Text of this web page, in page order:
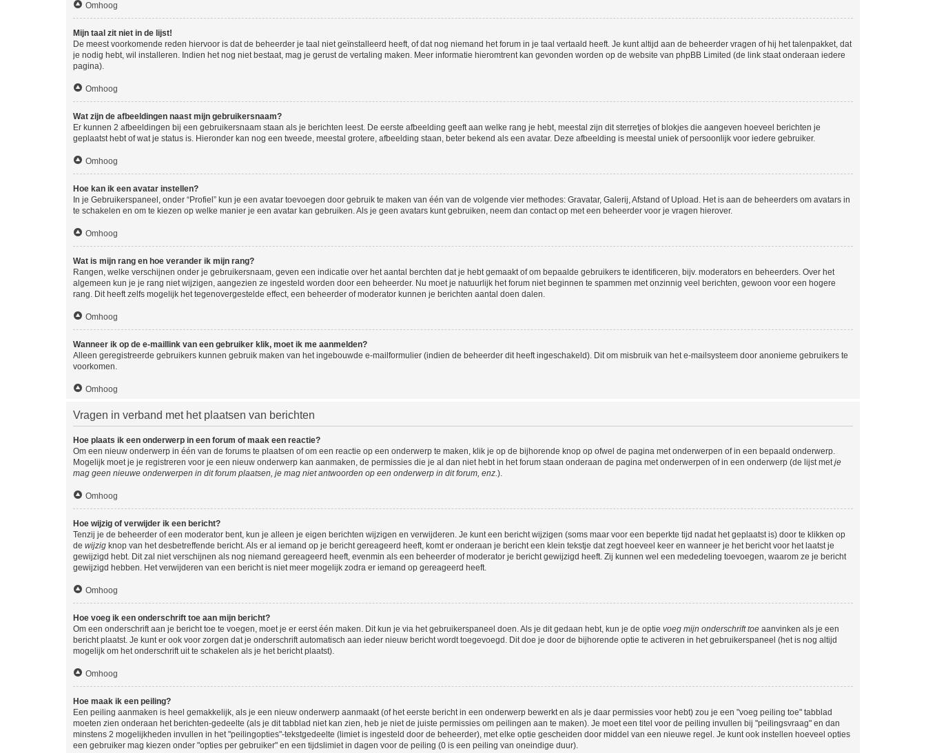
Omhoog
Mijn taal zit niet in de lijst!
De meest voorkomende reden hiervoor is dat de beheerder je taal niet geïnstalleerd heeft, of dat nog niemand het forum in je taal vertaald heeft. Je kunt altijd aan de beheerder vragen of hij het talenpakket, dat
je nodig hebt, wil installeren. Indien het nog niet bestaat, mag je gerust de vertaling maken. Meer informatie hieromtrent kan gevonden worden op de website van phpBB Limited (de link staat onderaan iedere
pagina).
Omhoog
Wat zijn de afbeeldingen naast mijn gebruikersnaam?
Er kunnen 2 afbeeldingen bij een gebruikersnaam staan als je berichten leest. De eerste afbeelding geeft aan welke rang je hebt, meestal zijn dit sterretjes of blokjes die aangeven hoeveel berichten je
geplaatst hebt of wat je status is. Hieronder kan nog een tweede, meestal grotere, afbeelding staan, beter bekend als een avatar. Deze afbeelding is meestal uniek of persoonlijk voor iedere gebruiker.
Omhoog
Hoe kan ik een avatar instellen?
In je Gebruikerspaneel, onder “Profiel” kun je een avatar toevoegen door gebruik te maken van één van de volgende vier methodes: Gravatar, Galerij, Afstand of Upload. Het is aan de beheerders om avatars in
te schakelen en om te kiezen op welke manier je een avatar kan gebruiken. Als je geen avatars kunt gebruiken, neem dan contact op met een beheerder voor je vragen hierover.
Omhoog
Wat is mijn rang en hoe verander ik mijn rang?
Rangen, welke verschijnen onder je gebruikersnaam, geven een indicatie over het aantal berchten dat je hebt gemaakt of om bepaalde gebruikers te identificeren, bijv. moderators en beheerders. Over het
algemeen kun je je rang niet wijzigen, aangezien ze ingesteld worden door een beheerder. Nu moet je natuurlijk het forum niet beginnen te spammen met onzinnig veel berichten, gewoon voor een hogere
rang. Dit heeft zelfs mogelijk het tegenovergestelde effect, een beheerder of moderator kunnen je berichten aantal doen dalen.
Omhoog
Wanneer ik op de e-maillink van een gebruiker klik, moet ik me aanmelden?
Alleen geregistreerde gebruikers kunnen gebruik maken van het ingebouwde e-mailformulier (indien de beheerder dit heeft ingeschakeld). Dit om misbruik van het e-mailsysteem door anonieme gebruikers te
voorkomen.
Omhoog
Vragen in verband met het plaatsen van berichten
Hoe plaats ik een onderwerp in een forum of maak een reactie?
Om een nieuw onderwerp in één van de forums te plaatsen of om een reactie op een onderwerp te maken, klik je op de bijhorende knop op ofwel de pagina met onderwerpen of in een bepaald onderwerp.
Mogelijk moet je je registreren voor je een nieuw onderwerp kan aanmaken, de permissies die je al dan niet hebt in het forum staan onderaan de pagina met onderwerpen of in een onderwerp (de lijst metje
mag geen nieuwe onderwerpen in dit forum plaatsen, je mag niet antwoorden op een onderwerp in dit forum, enz.).
Omhoog
Hoe wijzig of verwijder ik een bericht?
Tenzij je de beheerder of een moderator bent, kun je alleen je eigen berichten wijzigen en verwijderen. Je kunt een bericht wijzigen (soms maar voor een beperkte tijd nadat het geplaatst is) door te klikken op
de wijzig knop van het desbetreffende bericht. Als er al iemand op je bericht gereageerd heeft, komt er onderaan je bericht een klein tekstje dat zegt hoeveel keer en wanneer je het bericht voor het laatst je
gewijzigd hebt. Dit zal niet verschijnen als nog niemand gereageerd heeft, evenmin als een beheerder of moderator je bericht gewijzigd heeft. Zij kunnen wel een mededeling toevoegen, waarom ze je bericht
gewijzigd hebben. Het verwijderen van een bericht is niet meer mogelijk zodra er iemand op gereageerd heeft.
Omhoog
Hoe voeg ik een onderschrift toe aan mijn bericht?
Om een onderschrift aan je bericht toe te voegen, moet je er eerst één maken. Dit kun je via het gebruikerspaneel doen. Als je dit gedaan hebt, kun je de optie voeg mijn onderschrift toe aanvinken als je een
bericht plaatst. Je kunt er ook voor zorgen dat je onderschrift automatisch aan ieder nieuw bericht wordt toegevoegd. Dit doe je door de bijhorende optie te activeren in het gebruikerspaneel (het is nog altijd
mogelijk om het onderschrift uit te schakelen als je het bericht plaatst).
Omhoog
Hoe maak ik een peiling?
Een peiling aanmaken is heel gemakkelijk, als je een nieuw onderwerp aanmaakt (of het eerste bericht in een onderwerp bewerkt en als je daar permissies voor hebt) zou je een "voeg peiling toe" tabblad
moeten zien onderaan het berichten-gedeelte (als je dit tabblad niet kan zien, heb je niet de juiste permissies om peilingen aan te maken). Je moet een titel voor de peiling invullen bij "peilingsvraag" en dan
minstens 2 mogelijkheden invullen in het "peilingopties"-tekstgedeelte (limiet is ingesteld door de beheerder), met elke optie gescheiden door middel van een nieuwe regel. Je kunt ook instellen hoeveel opties
een gebruiker mag kiezen onder "opties per gebruiker" en een tijdslimiet in dagen voor de peiling (0 is een peiling van oneindige duur).